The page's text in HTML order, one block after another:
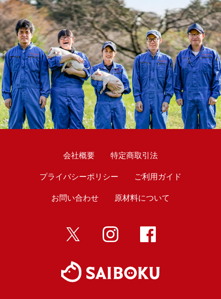
会社概要 特定商取引法
プライバシーポリシー ご利用ガイド
お問い合わせ 原材料について
twitter インスタ